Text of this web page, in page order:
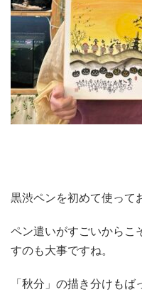
黒渋ペンを初めて使って
ペン遣いがすごいからこ
すのも大事ですね。
「秋分」の描き分けも